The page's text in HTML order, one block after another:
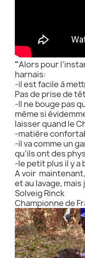
"Alors pour
harnais:
-il est facile à
Pas de prise de
-Il ne bouge pas
même si
laisser quand le
-matière
-il va comme un
qu’ils ont des
-le petit plus il y a
A voir
et au lavage, mais
Solveig Rinck
Championne de